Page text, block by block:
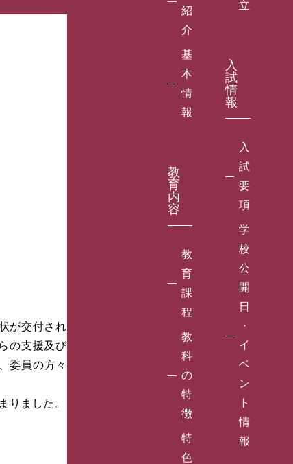
が交付され
の支援及び
委員の方々
りました。
紹
介
基
本
情
報
教
育
内
容
教
育
課
程
教
科
の
特
徴
特
色
立
入
試
情
報
入
試
要
項
学
校
公
開
日
・
イ
ベ
ン
ト
情
報